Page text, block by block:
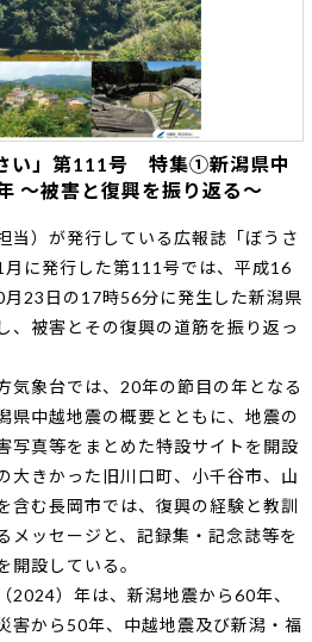
い」第111号 特集①新潟県中
～被害と復興を振り返る～
当）が発行している広報誌「ぼうさ
に発行した第111号では、平成16
23日の17時56分に発生した新潟県
、被害とその復興の道筋を振り返っ
気象台では、20年の節目の年となる
県中越地震の概要とともに、地震の
写真等をまとめた特設サイトを開設
大きかった旧川口町、小千谷市、山
含む長岡市では、復興の経験と教訓
メッセージと、記録集・記念誌等を
開設している。
2024）年は、新潟地震から60年、
害から50年、中越地震及び新潟・福